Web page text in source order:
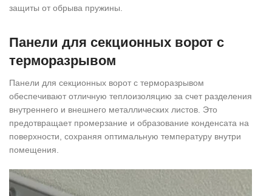
защиты от обрыва пружины.
Панели для секционных ворот с
терморазрывом
Панели для секционных ворот с терморазрывом
обеспечивают отличную теплоизоляцию за счет разделения
внутреннего и внешнего металлических листов. Это
предотвращает промерзание и образование конденсата на
поверхности, сохраняя оптимальную температуру внутри
помещения.